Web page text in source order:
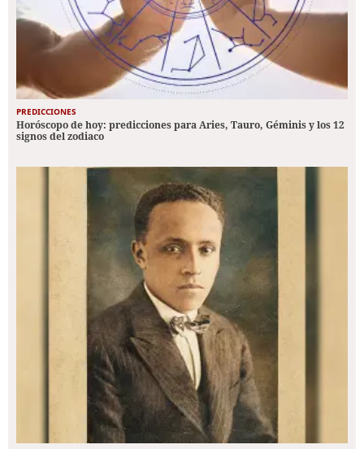
PREDICCIONES
Horóscopo de hoy: predicciones para Aries, Tauro, Géminis y los 12
signos del zodiaco